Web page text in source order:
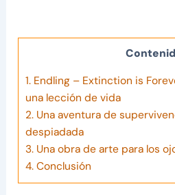
1.Endling – Extinction is
una lección de vida
2.Una aventura de
despiadada
3.Una obra de arte para los
4.Conclusión